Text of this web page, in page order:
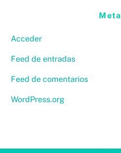
Meta
Acceder
Feed de entradas
Feed de comentarios
WordPress.org